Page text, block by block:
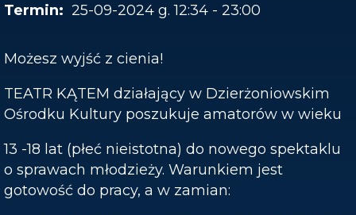
25-09-2024 g. 12:34 - 23:00
Możesz wyjść z cienia!
TEATR KĄTEM działający w Dzierżoniowskim
Ośrodku Kultury poszukuje amatorów w wieku
13 -18 lat (płeć nieistotna) do nowego spektaklu
o sprawach młodzieży. Warunkiem jest
gotowość do pracy, a w zamian: